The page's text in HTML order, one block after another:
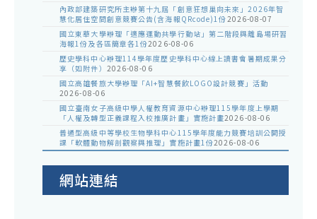
內政部建築研究所主辦第十九屆「創意狂想巢向未來」2026年智
慧化居住空間創意競賽公告(含海報QRcode)1份2026-08-07
國立東華大學辦理「適應運動共學行動站」第二階段與離島場研習
海報1份及各區簡章各1份2026-08-06
歷史學科中心辦理114學年度歷史學科中心線上讀書會暑期成果分
享（如附件） 2026-08-06
國立高雄餐旅大學辦理「AI+智慧餐飲LOGO設計競賽」活動
2026-08-06
國立臺南女子高級中學人權教育資源中心辦理115學年度上學期
「人權及轉型正義課程入校推廣計畫」實施計畫2026-08-06
普通型高級中等學校生物學科中心115學年度能力競賽培訓公開授
課「軟體動物解剖觀察與推理」實施計畫1份2026-08-06
網站連結